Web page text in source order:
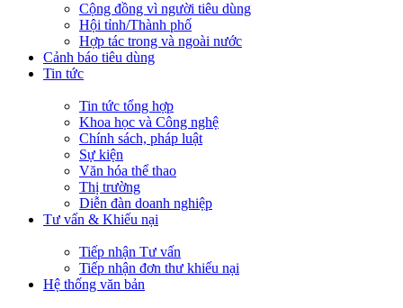
Cộng đồng vì người tiêu dùng
Hội tỉnh/Thành phố
Hợp tác trong và ngoài nước
Cảnh báo tiêu dùng
Tin tức
Tin tức tổng hợp
Khoa học và Công nghệ
Chính sách, pháp luật
Sự kiện
Văn hóa thể thao
Thị trường
Diễn đàn doanh nghiệp
Tư vấn & Khiếu nại
Tiếp nhận Tư vấn
Tiếp nhận đơn thư khiếu nại
Hệ thống văn bản